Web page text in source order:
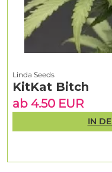
Linda Seeds
KitKat Bitch
ab 4.50 EUR
IN